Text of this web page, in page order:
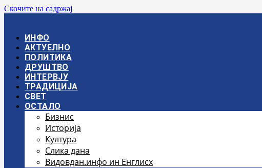
Скочите на садржај
ИНФО
АКТУЕЛНО
ПОЛИТИКА
ДРУШТВО
ИНТЕРВЈУ
ТРАДИЦИЈА
СВЕТ
ОСТАЛО
Бизнис
Историја
Култура
Слика дана
Видовдан.инфо ин Енглисх